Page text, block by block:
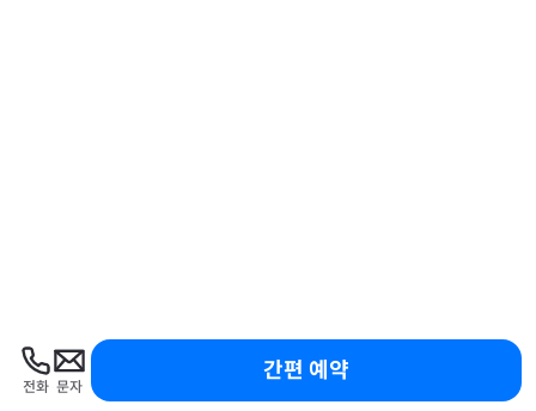
전화 문자
간편 예약